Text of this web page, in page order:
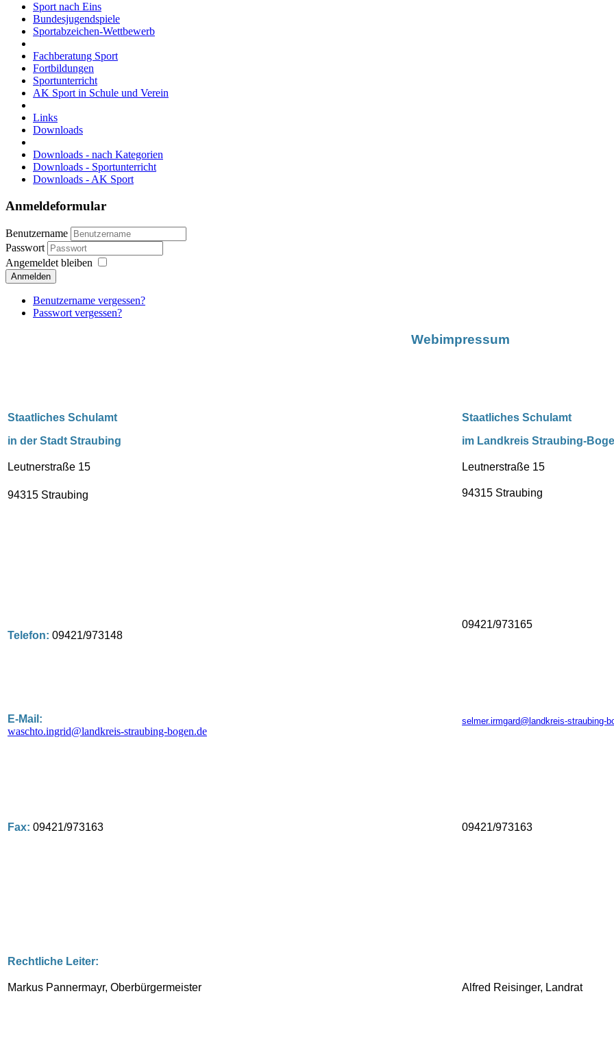
Sport nach Eins
Bundesjugendspiele
Sportabzeichen-Wettbewerb
Fachberatung Sport
Fortbildungen
Sportunterricht
AK Sport in Schule und Verein
Links
Downloads
Downloads - nach Kategorien
Downloads - Sportunterricht
Downloads - AK Sport
Anmeldeformular
Benutzername
Passwort
Angemeldet bleiben
Anmelden
Benutzername vergessen?
Passwort vergessen?
Webimpressum
Staatliches Schulamt
in der Stadt Straubing
Staatliches Schulamt
im Landkreis Straubing-
Leutnerstraße 15 Leutnerstraße 15
94315 Straubing 94315 Straubing
Telefon: 09421/973148
09421/973165
E-Mail:
waschto.ingrid@landkreis-straubing-bogen.de
selmer.irmgard@landkreis-straubing-
Fax: 09421/973163 09421/973163
Rechtliche Leiter:
Markus Pannermayr, Oberbürgermeister Alfred Reisinger, Landrat